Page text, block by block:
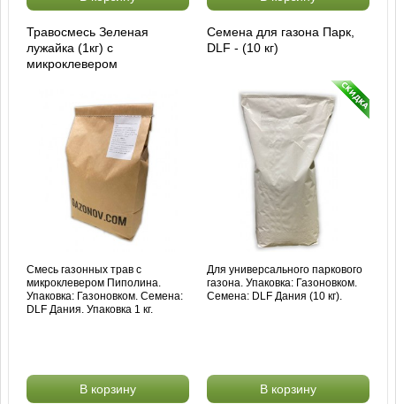
Травосмесь Зеленая
лужайка (1кг) с
микроклевером
Смесь газонных трав с
микроклевером Пиполина.
Упаковка: Газоновком. Семена:
DLF Дания. Упаковка 1 кг.
В корзину
Семена для газона Парк,
DLF - (10 кг)
Для универсального паркового
газона. Упаковка: Газоновком.
Семена: DLF Дания (10 кг).
В корзину